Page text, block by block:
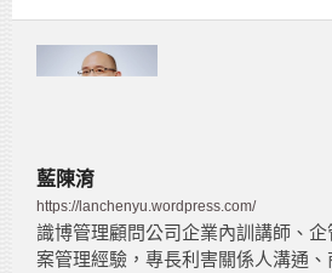
藍陳淯
https://lanchenyu.wordpress.com/
識博管理顧問公司企業內訓講師、
案管理經驗，專長利害關係人溝通